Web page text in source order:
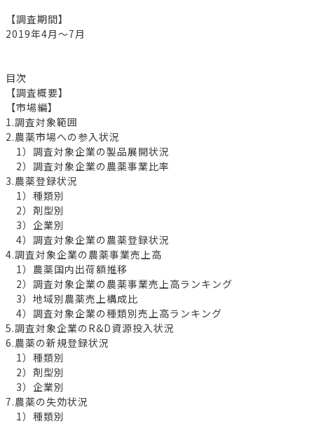
【調査期間】
2019年4月～7月
目次
【調査概要】
【市場編】
1.調査対象範囲
2.農薬市場への参入状況
1）調査対象企業の製品展開状況
2）調査対象企業の農薬事業比率
3.農薬登録状況
1）種類別
2）剤型別
3）企業別
4）調査対象企業の農薬登録状況
4.調査対象企業の農薬事業売上高
1）農薬国内出荷額推移
2）調査対象企業の農薬事業売上高ランキング
3）地域別農薬売上構成比
4）調査対象企業の種類別売上高ランキング
5.調査対象企業のR&D資源投入状況
6.農薬の新規登録状況
1）種類別
2）剤型別
3）企業別
7.農薬の失効状況
1）種類別